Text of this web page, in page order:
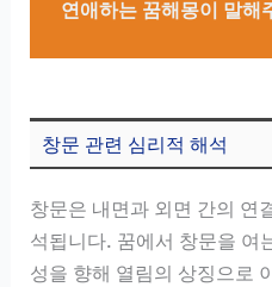
연애하는 꿈해몽이 말해
창문 관련 심리적 해석
창문은 내면과 외면 간의 연
석됩니다. 꿈에서 창문을 여
성을 향해 열림의 상징으로